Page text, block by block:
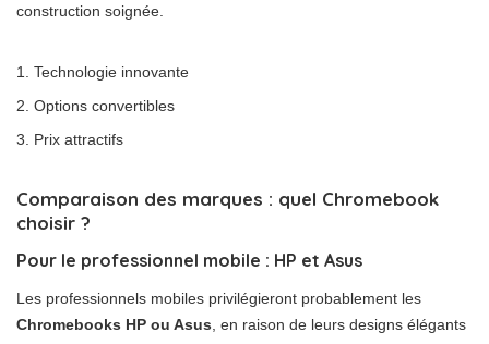
construction soignée.
Technologie innovante
Options convertibles
Prix attractifs
Comparaison des marques : quel Chromebook
choisir ?
Pour le professionnel mobile : HP et Asus
Les professionnels mobiles privilégieront probablement les
Chromebooks HP ou Asus , en raison de leurs designs élégants